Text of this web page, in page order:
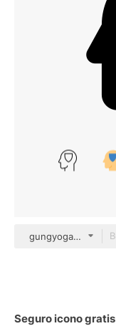
gungyoga04 Glyph
Seguro icono gratis